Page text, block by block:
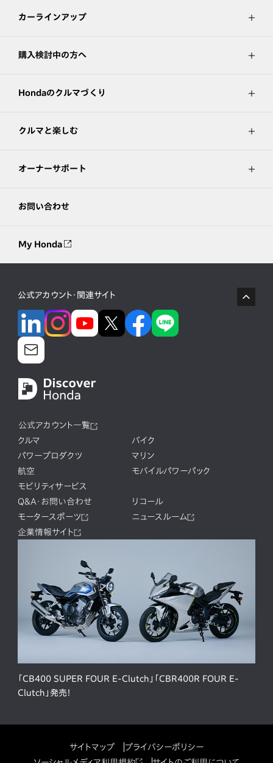
カーラインアップ
購入検討中の方へ
Hondaのクルマづくり
クルマと楽しむ
オーナーサポート
お問い合わせ
My Honda
公式アカウント・関連サイト
公式アカウント一覧
クルマ
バイク
パワープロダクツ
マリン
航空
モバイルパワーパック
モビリティサービス
Q&A・お問い合わせ
リコール
モータースポーツ
ニュースルーム
企業情報サイト
「CB400 SUPER FOUR E-Clutch」「CBR400R FOUR E-
Clutch」発売！
サイトマップ
プライバシーポリシー